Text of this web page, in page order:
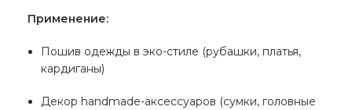
Применение:
Пошив одежды в эко-стиле (рубашки, платья,
кардиганы)
Декор handmade-аксессуаров (сумки, головные